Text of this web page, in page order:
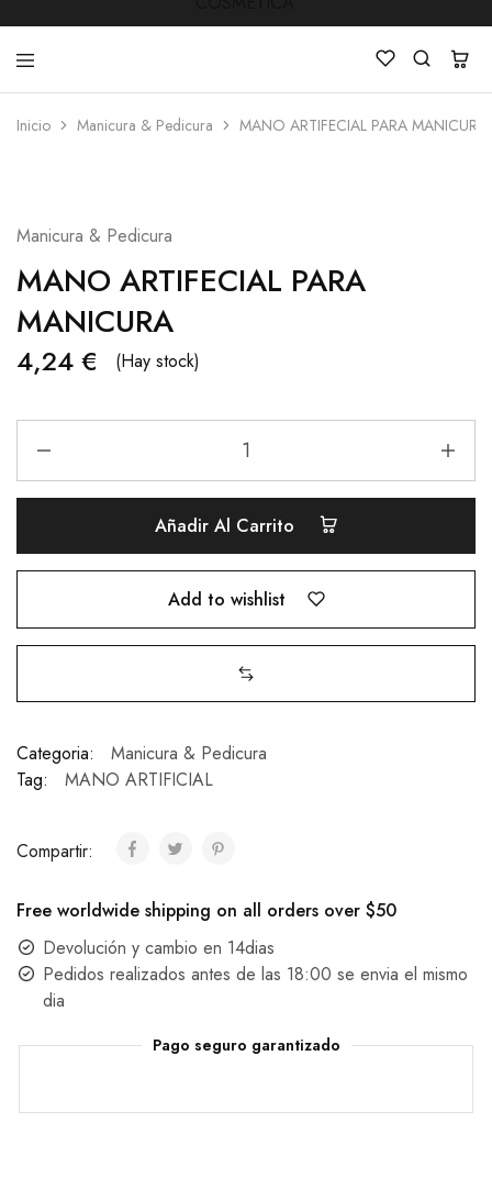
,Peluquería
Mobiliarios
Cosmética
y
Inicio Manicura & Pedicura MANO ARTIFECIAL PARA MANICURA
Manicura & Pedicura
MANO ARTIFECIAL PARA
MANICURA
4,24 € (Hay stock)
ARTIFECIAL
PARA
Añadir Al Carrito
Add to wishlist
Categoria:
Manicura & Pedicura
Tag:
MANO ARTIFICIAL
Compartir:
Free worldwide shipping on all orders over $50
Devolución y cambio en 14dias
Pedidos realizados antes de las 18:00 se envia el mismo
dia
Pago seguro garantizado